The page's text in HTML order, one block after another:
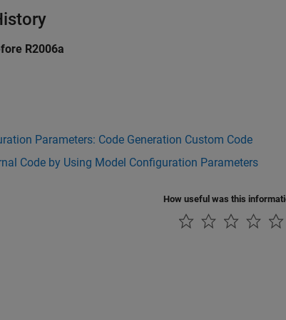
R2006a
Parameters: Code Generation Custom Code
Code by Using Model Configuration Parameters
How useful was this